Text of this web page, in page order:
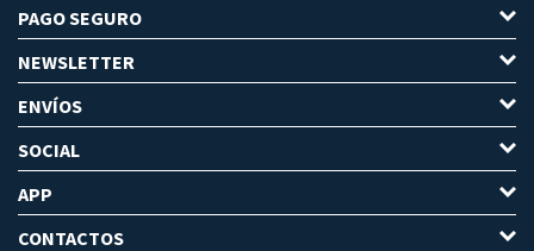
PAGO SEGURO
NEWSLETTER
ENVÍOS
SOCIAL
APP
CONTACTOS